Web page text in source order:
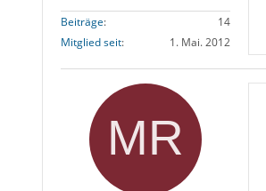
Beiträge
14
Mitglied seit
1. Mai. 2012